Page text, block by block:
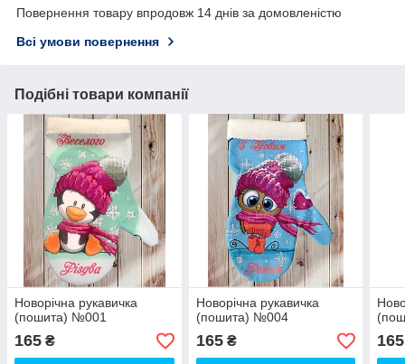
Повернення товару впродовж 14 днів за домовленістю
Всі умови повернення
Подібні товари компанії
Новорічна рукавичка
(пошита) №001
165 ₴
Новорічна рукавичка
(пошита) №004
165₴ 165